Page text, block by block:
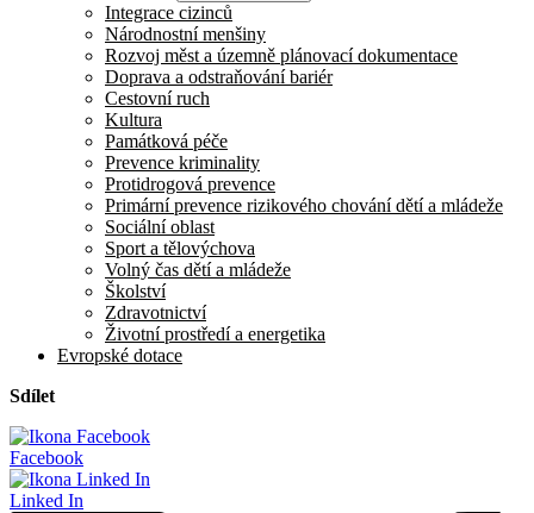
Integrace cizinců
Národnostní menšiny
Rozvoj měst a územně plánovací dokumentace
Doprava a odstraňování bariér
Cestovní ruch
Kultura
Památková péče
Prevence kriminality
Protidrogová prevence
Primární prevence rizikového chování dětí a mládeže
Sociální oblast
Sport a tělovýchova
Volný čas dětí a mládeže
Školství
Zdravotnictví
Životní prostředí a energetika
Evropské dotace
Sdílet
Facebook
Linked In